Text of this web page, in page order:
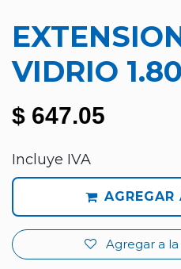
VIDRIO
$ 647.05
Incluye IVA
AGREGAR
Agregar a